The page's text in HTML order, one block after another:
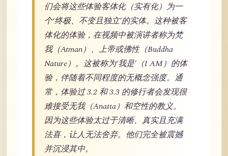
们会将这些体验客体化（实有化）为一
个‘终极、不变且独立’的实体。这种被客
体化的体验，在视频中被演讲者称为梵
我（Atman）、上帝或佛性（Buddha
Nature）。这被称为‘我是’（I AM）的体
验，伴随着不同程度的无概念强度。通
常，体验过 3.2 和 3.3 的修行者会发现很
难接受无我（Anatta）和空性的教义。
因为这些体验太过于清晰、真实且充满
法喜，让人无法舍弃。他们完全被震撼
并沉浸其中。